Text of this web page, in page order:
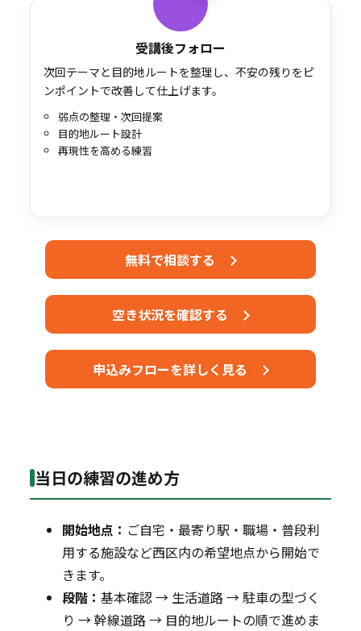
受講後フォロー
次回テーマと目的地ルートを整理し、不安の残りをピ
ンポイントで改善して仕上げます。
弱点の整理・次回提案
目的地ルート設計
再現性を高める練習
無料で相談する
空き状況を確認する
申込みフローを詳しく見る
当日の練習の進め方
開始地点： ご自宅・最寄り駅・職場・普段利
用する施設など西区内の希望地点から開始で
きます。
段階：基本確認 → 生活道路 → 駐車の型づく
り → 幹線道路 → 目的地ルートの順で進めま